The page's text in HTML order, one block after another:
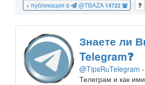
+ публикация в
@TBAZA 14722
Знаете ли
Telegram❓
@TipsRuTelegram
Телеграм и как